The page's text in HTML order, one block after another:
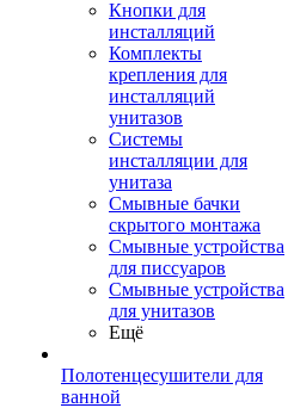
Кнопки для
инсталляций
Комплекты
крепления для
инсталляций
унитазов
Системы
инсталляции для
унитаза
Смывные бачки
скрытого монтажа
Смывные устройства
для писсуаров
Смывные устройства
для унитазов
Ещё
Полотенцесушители для
ванной